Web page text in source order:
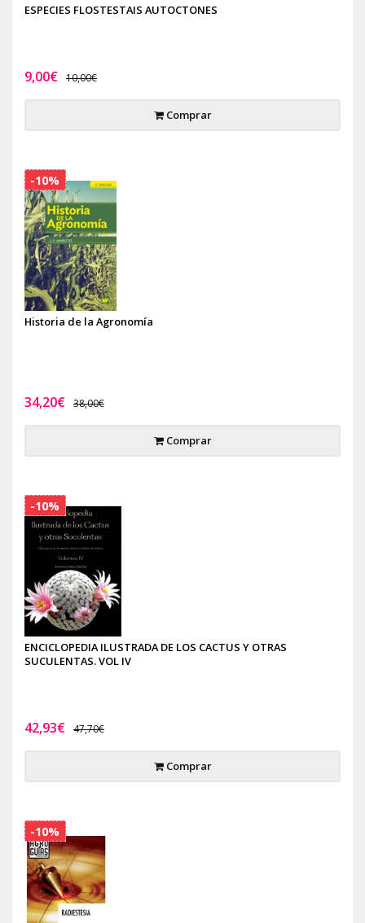
ESPECIES FLOSTESTAIS AUTOCTONES
9,00€ 10,00€
Comprar
Historia de la Agronomía
34,20€ 38,00€
Comprar
-10%
ENCICLOPEDIA ILUSTRADA DE LOS CACTUS Y OTRAS
SUCULENTAS. VOL IV
42,93€ 47,70€
Comprar
-10%
-10%